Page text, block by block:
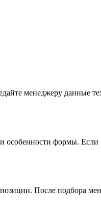
менеджеру данные
особенности формы. Если
После подбора